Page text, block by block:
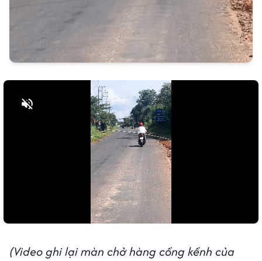
(Video ghi lại màn chở hàng cồng kềnh của